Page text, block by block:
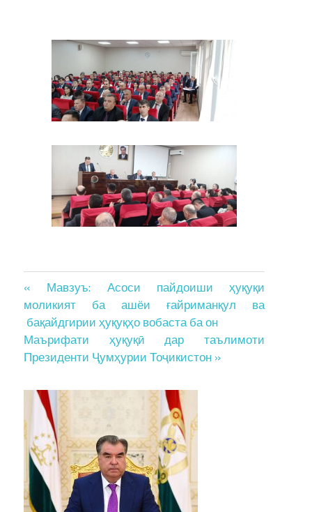
Post
navigation
« Мавзуъ: Асоси пайдоиши ҳуқуқи
моликият ба ашёи ғайриманқул ва
бақайдгирии ҳуқуқҳо вобаста ба он
Маърифати ҳуқуқӣ дар таълимоти
Президенти Ҷумҳурии Тоҷикистон »